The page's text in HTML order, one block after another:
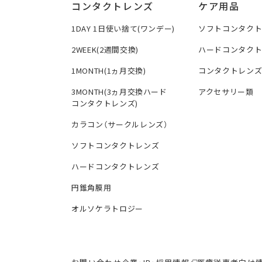
コンタクトレンズ
1DAY 1日使い捨て(ワンデー)
2WEEK(2週間交換)
1MONTH(1ヵ月交換)
3MONTH(3ヵ月交換ハード
コンタクトレンズ)
カラコン（サークルレンズ）
ソフトコンタクトレンズ
ハードコンタクトレンズ
円錐角膜用
オルソケラトロジー
ケア用品
ソフトコンタク
ハードコンタク
コンタクトレン
アクセサリー類